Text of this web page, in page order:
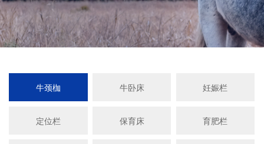
牛颈枷 牛卧床 妊娠栏
定位栏 保育床 育肥栏